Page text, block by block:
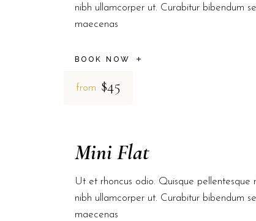
nibh ullamcorper ut. Curabitur bibendum
maecenas
BOOK NOW
from $45
Mini Flat
Ut et rhoncus odio. Quisque pellentesque
nibh ullamcorper ut. Curabitur bibendum
maecenas